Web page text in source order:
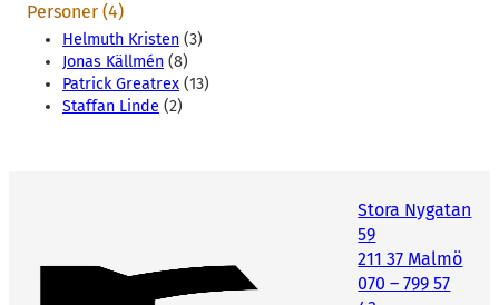
Personer (4)
Helmuth Kristen (3)
Jonas Källmén (8)
Patrick Greatrex (13)
Staffan Linde (2)
Stora Nygatan
59
211 37 Malmö
070 – 799 57